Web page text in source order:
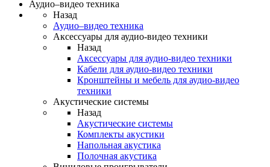
Аудио–видео техника
Назад
Аудио–видео техника
Аксессуары для аудио-видео техники
Назад
Аксессуары для аудио-видео техники
Кабели для аудио-видео техники
Кронштейны и мебель для аудио-видео
техники
Акустические системы
Назад
Акустические системы
Комплекты акустики
Напольная акустика
Полочная акустика